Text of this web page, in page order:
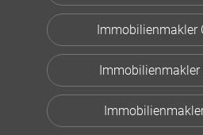
Immobilienmakler
Immobilienmakler